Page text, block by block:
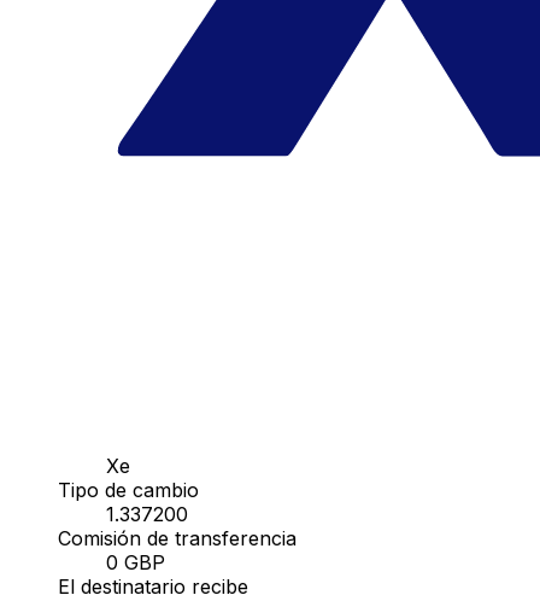
Xe
Tipo de cambio
1.337200
Comisión de transferencia
0 GBP
El destinatario recibe